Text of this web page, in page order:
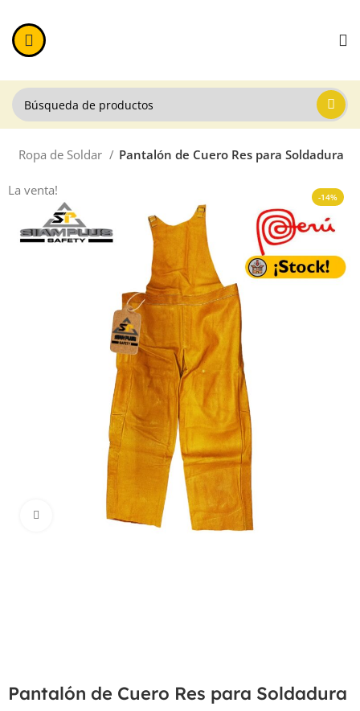
Ropa de Soldar Pantalón de Cuero Res para Soldadura
-14%
La venta!
Haga Click para agrandar
Pantalón de Cuero Res para Soldadura